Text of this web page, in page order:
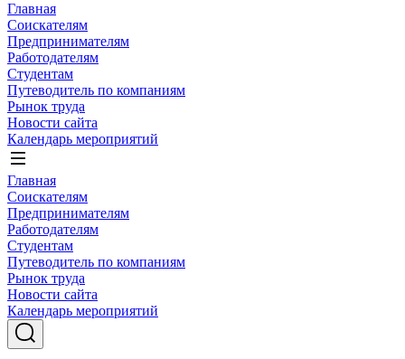
Главная
Соискателям
Предпринимателям
Работодателям
Студентам
Путеводитель по компаниям
Рынок труда
Новости сайта
Календарь мероприятий
Главная
Соискателям
Предпринимателям
Работодателям
Студентам
Путеводитель по компаниям
Рынок труда
Новости сайта
Календарь мероприятий